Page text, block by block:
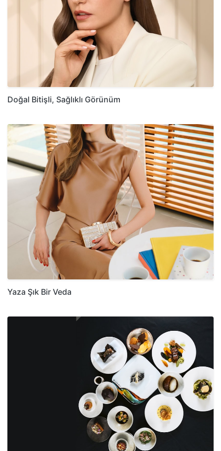
Doğal Bitişli, Sağlıklı Görünüm
Yaza Şık Bir Veda